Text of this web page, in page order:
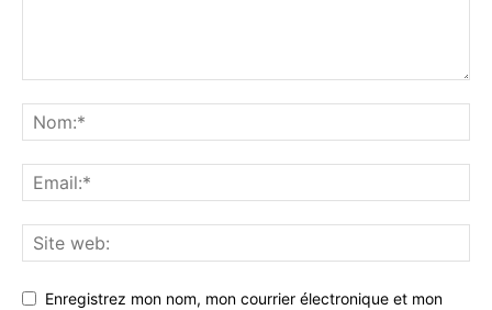
Enregistrez mon nom, mon courrier électronique et mon